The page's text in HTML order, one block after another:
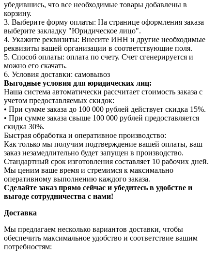
убедившись, что все необходимые товары добавлены в
корзину.
3. Выберите форму оплаты: На странице оформления заказа
выберите закладку "Юридическое лицо".
4. Укажите реквизиты: Внесите ИНН и другие необходимые
реквизиты вашей организации в соответствующие поля.
5. Способ оплаты: оплата по счету. Счет сгенерируется и
можно его скачать.
6. Условия доставки: самовывоз
Выгодные условия для юридических лиц:
Наша система автоматически рассчитает стоимость заказа с
учетом предоставляемых скидок:
• При сумме заказа до 100 000 рублей действует скидка 15%.
• При сумме заказа свыше 100 000 рублей предоставляется
скидка 30%.
Быстрая обработка и оперативное производство:
Как только мы получим подтверждение вашей оплаты, ваш
заказ незамедлительно будет запущен в производство.
Стандартный срок изготовления составляет 10 рабочих дней.
Мы ценим ваше время и стремимся к максимально
оперативному выполнению каждого заказа.
Сделайте заказ прямо сейчас и убедитесь в удобстве и
выгоде сотрудничества с нами!
Доставка
Мы предлагаем несколько вариантов доставки, чтобы
обеспечить максимальное удобство и соответствие вашим
потребностям: